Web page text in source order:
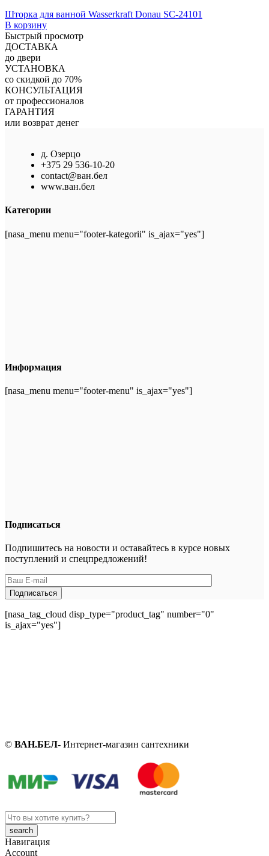
Шторка для ванной Wasserkraft Donau SC-24101
В корзину
Быстрый просмотр
ДОСТАВКА
до двери
УСТАНОВКА
со скидкой до 70%
КОНСУЛЬТАЦИЯ
от профессионалов
ГАРАНТИЯ
или возврат денег
д. Озерцо
+375 29 536-10-20
contact@ван.бел
www.ван.бел
Категории
[nasa_menu menu="footer-kategorii" is_ajax="yes"]
Информация
[nasa_menu menu="footer-menu" is_ajax="yes"]
Подписаться
Подпишитесь на новости и оставайтесь в курсе новых
поступлений и спецпредложений!
[nasa_tag_cloud disp_type="product_tag" number="0"
is_ajax="yes"]
© ВАН.БЕЛ- Интернет-магазин сантехники
Search
here
Навигация
Account